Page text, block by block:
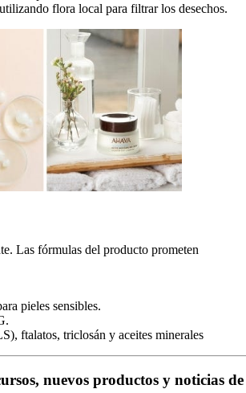
flora local para filtrar los desechos.
Las fórmulas del producto prometen
pieles sensibles.
ftalatos, triclosán y aceites minerales
nuevos productos y noticias